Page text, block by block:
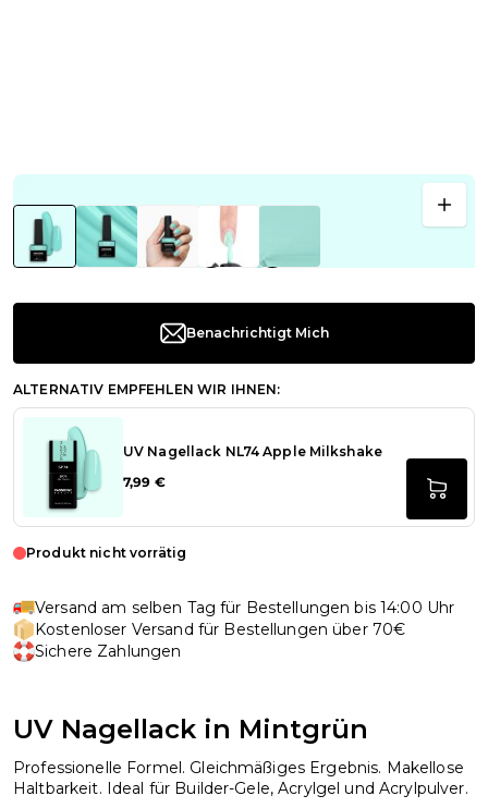
Benachrichtigt Mich
ALTERNATIV EMPFEHLEN WIR IHNEN:
UV Nagellack NL74 Apple Milkshake
7,99 €
Produkt nicht vorrätig
Versand am selben Tag für Bestellungen bis 14:00 Uhr
Kostenloser Versand für Bestellungen über 70€
Sichere Zahlungen
UV Nagellack in Mintgrün
Professionelle Formel. Gleichmäßiges Ergebnis. Makellose
Haltbarkeit. Ideal für Builder-Gele, Acrylgel und Acrylpulver.